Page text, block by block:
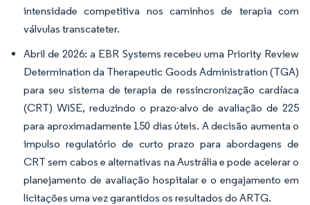
intensidade competitiva nos caminhos de terapia com
válvulas transcateter.
Abril de 2026: a EBR Systems recebeu uma Priority Review
Determination da Therapeutic Goods Administration (TGA)
para seu sistema de terapia de ressincronização cardíaca
(CRT) WiSE, reduzindo o prazo-alvo de avaliação de 225
para aproximadamente 150 dias úteis. A decisão aumenta o
impulso regulatório de curto prazo para abordagens de
CRT sem cabos e alternativas na Austrália e pode acelerar o
planejamento de avaliação hospitalar e o engajamento em
licitações uma vez garantidos os resultados do ARTG.